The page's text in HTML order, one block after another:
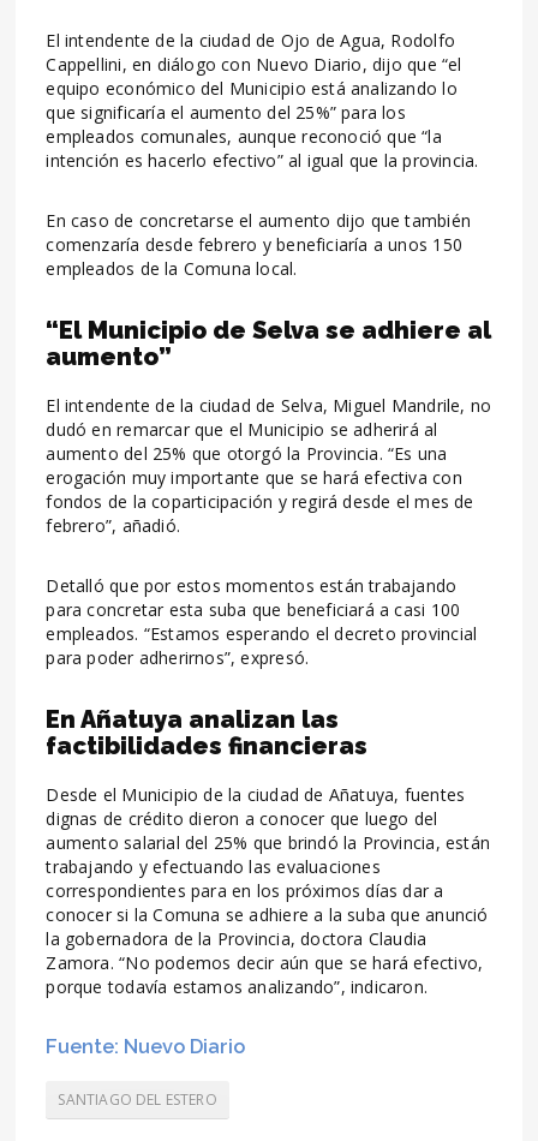
El intendente de la ciudad de Ojo de Agua, Rodolfo
Cappellini, en diálogo con Nuevo Diario, dijo que “el
equipo económico del Municipio está analizando lo
que significaría el aumento del 25%” para los
empleados comunales, aunque reconoció que “la
intención es hacerlo efectivo” al igual que la provincia.
En caso de concretarse el aumento dijo que también
comenzaría desde febrero y beneficiaría a unos 150
empleados de la Comuna local.
“El Municipio de Selva se adhiere al
aumento”
El intendente de la ciudad de Selva, Miguel Mandrile, no
dudó en remarcar que el Municipio se adherirá al
aumento del 25% que otorgó la Provincia. “Es una
erogación muy importante que se hará efectiva con
fondos de la coparticipación y regirá desde el mes de
febrero”, añadió.
Detalló que por estos momentos están trabajando
para concretar esta suba que beneficiará a casi 100
empleados. “Estamos esperando el decreto provincial
para poder adherirnos”, expresó.
En Añatuya analizan las
factibilidades financieras
Desde el Municipio de la ciudad de Añatuya, fuentes
dignas de crédito dieron a conocer que luego del
aumento salarial del 25% que brindó la Provincia, están
trabajando y efectuando las evaluaciones
correspondientes para en los próximos días dar a
conocer si la Comuna se adhiere a la suba que anunció
la gobernadora de la Provincia, doctora Claudia
Zamora. “No podemos decir aún que se hará efectivo,
porque todavía estamos analizando”, indicaron.
Fuente: Nuevo Diario
SANTIAGO DEL ESTERO